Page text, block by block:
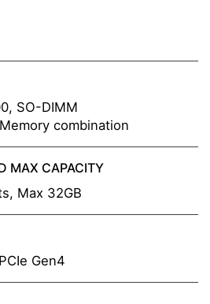
SO-DIMM
combination
MAX CAPACITY
Max 32GB
Gen4